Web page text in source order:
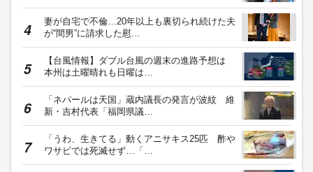
妻が自宅で不倫…20年以上も裏切られ続けた夫
が“間男”に請求した慰…
【台風情報】ダブル台風の週末の進路予想は
本州は土曜晴れも日曜は…
「ネパールは天国」蔵内議長の発言が波紋 維
新・吉村代表「福岡県議…
「うわ、生きてる」動くアニサキス25匹 酢や
ワサビでは死滅せず…「…